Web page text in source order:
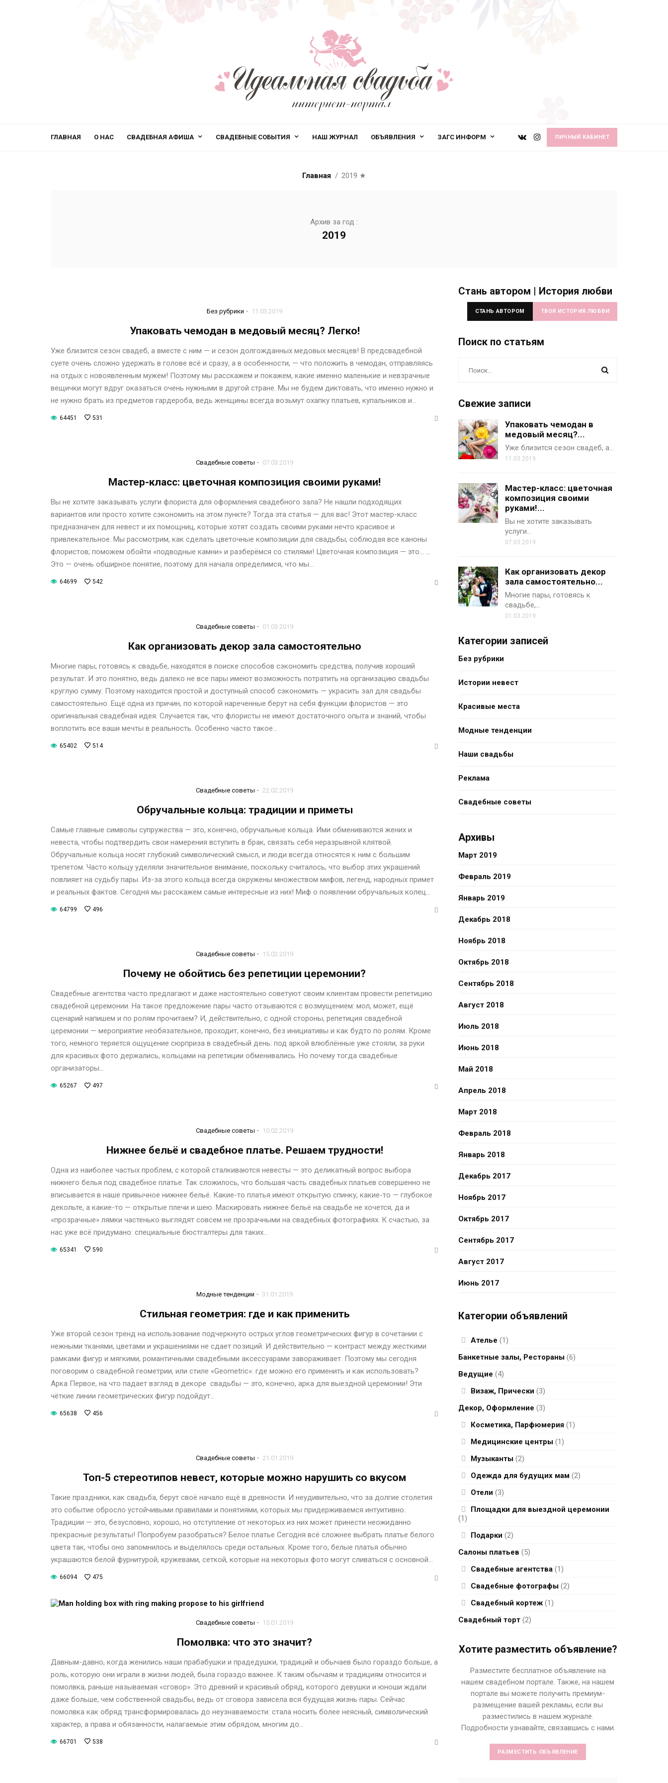
ГЛАВНАЯ О НАС СВАДЕБНАЯ АФИША СВАДЕБНЫЕ СОБЫТИЯ НАШ ЖУРНАЛ ОБЪЯВЛЕНИЯ ЗАГС ИНФОРМ ЛИЧНЫЙ КАБИНЕТ
Главная 2019 ★
Архив за год :
2019
Без рубрики - 11.03.2019
Упаковать чемодан в медовый месяц? Легко!
Уже близится сезон свадеб, а вместе с ним — и сезон долгожданных медовых месяцев! В предсвадебной
суете очень сложно удержать в голове всё и сразу, а в особенности, — что положить в чемодан, отправляясь
на отдых с новоявленным мужем! Поэтому мы расскажем и покажем, какие именно маленькие и невзрачные
вещички могут вдруг оказаться очень нужными в другой стране. Мы не будем диктовать, что именно нужно и
не нужно брать из предметов гардероба, ведь женщины всегда возьмут охапку платьев, купальников и…
64451 531
Свадебные советы - 07.03.2019
Мастер-класс: цветочная композиция своими руками!
Вы не хотите заказывать услуги флориста для оформления свадебного зала? Не нашли подходящих
вариантов или просто хотите сэкономить на этом пункте? Тогда эта статья — для вас! Этот мастер-класс
предназначен для невест и их помощниц, которые хотят создать своими руками нечто красивое и
привлекательное. Мы рассмотрим, как сделать цветочные композиции для свадьбы, соблюдая все каноны
флористов; поможем обойти «подводные камни» и разберёмся со стилями! Цветочная композиция — это… …
Это — очень обширное понятие, поэтому для начала определимся, что мы…
64699 542
Свадебные советы - 01.03.2019
Как организовать декор зала самостоятельно
Многие пары, готовясь к свадьбе, находятся в поиске способов сэкономить средства, получив хороший
результат. И это понятно, ведь далеко не все пары имеют возможность потратить на организацию свадьбы
круглую сумму. Поэтому находится простой и доступный способ сэкономить — украсить зал для свадьбы
самостоятельно. Ещё одна из причин, по которой нареченные берут на себя функции флористов — это
оригинальная свадебная идея. Случается так, что флористы не имеют достаточного опыта и знаний, чтобы
воплотить все ваши мечты в реальность. Особенно часто такое…
65402 514
Свадебные советы - 22.02.2019
Обручальные кольца: традиции и приметы
Самые главные символы супружества — это, конечно, обручальные кольца. Ими обмениваются жених и
невеста, чтобы подтвердить свои намерения вступить в брак, связать себя неразрывной клятвой.
Обручальные кольца носят глубокий символический смысл, и люди всегда относятся к ним с большим
трепетом. Часто кольцу уделяли значительное внимание, поскольку считалось, что выбор этих украшений
повлияет на судьбу пары. Из-за этого кольца всегда окружены множеством мифов, легенд, народных примет
и реальных фактов. Сегодня мы расскажем самые интересные из них! Миф о появлении обручальных колец…
64799 496
Свадебные советы - 15.02.2019
Почему не обойтись без репетиции церемонии?
Свадебные агентства часто предлагают и даже настоятельно советуют своим клиентам провести репетицию
свадебной церемонии. На такое предложение пары часто отзываются с возмущением: мол, может, ещё
сценарий напишем и по ролям прочитаем? И, действительно, с одной стороны, репетиция свадебной
церемонии — мероприятие необязательное, проходит, конечно, без инициативы и как будто по ролям. Кроме
того, немного теряется ощущение сюрприза в свадебный день: под аркой влюблённые уже стояли, за руки
для красивых фото держались, кольцами на репетиции обменивались. Но почему тогда свадебные
организаторы…
65267 497
Свадебные советы - 10.02.2019
Нижнее бельё и свадебное платье. Решаем трудности!
Одна из наиболее частых проблем, с которой сталкиваются невесты — это деликатный вопрос выбора
нижнего белья под свадебное платье. Так сложилось, что большая часть свадебных платьев совершенно не
вписывается в наше привычное нижнее бельё. Какие-то платья имеют открытую спинку, какие-то — глубокое
декольте, а какие-то — открытые плечи и шею. Маскировать нижнее бельё на свадьбе не хочется, да и
«прозрачные» лямки частенько выглядят совсем не прозрачными на свадебных фотографиях. К счастью, за
нас уже всё придумано: специальные бюстгалтеры для таких…
65341 590
Модные тенденции - 31.01.2019
Стильная геометрия: где и как применить
Уже второй сезон тренд на использование подчеркнуто острых углов геометрических фигур в сочетании с
нежными тканями, цветами и украшениями не сдает позиций. И действительно — контраст между жесткими
рамками фигур и мягкими, романтичными свадебными аксессуарами завораживает. Поэтому мы сегодня
поговорим о свадебной геометрии, или стиле «Geometric»: где можно его применить и как использовать?
Арка Первое, на что падает взгляд в декоре свадьбы — это, конечно, арка для выездной церемонии! Эти
чёткие линии геометрических фигур подойдут…
65638 456
Свадебные советы - 21.01.2019
Топ-5 стереотипов невест, которые можно нарушить со вкусом
Такие праздники, как свадьба, берут своё начало ещё в древности. И неудивительно, что за долгие столетия
это событие обросло устойчивыми правилами и понятиями, которых мы придерживаемся интуитивно.
Традиции — это, безусловно, хорошо, но отступление от некоторых из них может принести неожиданно
прекрасные результаты! Попробуем разобраться? Белое платье Сегодня всё сложнее выбрать платье белого
цвета так, чтобы оно запомнилось и выделялось среди остальных. Кроме того, белые платья обычно
украшаются белой фурнитурой, кружевами, сеткой, которые на некоторых фото могут сливаться с основной…
66094 475
Свадебные советы - 15.01.2019
Помолвка: что это значит?
Давным-давно, когда женились наши прабабушки и прадедушки, традиций и обычаев было гораздо больше, а
роль, которую они играли в жизни людей, была гораздо важнее. К таким обычаям и традициям относится и
помолвка, раньше называемая «сговор». Это древний и красивый обряд, которого девушки и юноши ждали
даже больше, чем собственной свадьбы, ведь от сговора зависела вся будущая жизнь пары. Сейчас
помолвка как обряд трансформировалась до неузнаваемости: стала носить более неясный, символический
характер, а права и обязанности, налагаемые этим обрядом, многим до…
66701 538
Стань автором | История любви
ТВОЯ ИСТОРИЯ ЛЮБВИ
СТАНЬ АВТОРОМ
Поиск по статьям
Свежие записи
Упаковать чемодан в
медовый месяц?...
Уже близится сезон свадеб, а…
11.03.2019
Мастер-класс: цветочная
композиция своими
руками!...
Вы не хотите заказывать
услуги…
07.03.2019
Как организовать декор
зала самостоятельно...
Многие пары, готовясь к
свадьбе,…
01.03.2019
Категории записей
Без рубрики
Истории невест
Красивые места
Модные тенденции
Наши свадьбы
Реклама
Свадебные советы
Архивы
Март 2019
Февраль 2019
Январь 2019
Декабрь 2018
Ноябрь 2018
Октябрь 2018
Сентябрь 2018
Август 2018
Июль 2018
Июнь 2018
Май 2018
Апрель 2018
Март 2018
Февраль 2018
Январь 2018
Декабрь 2017
Ноябрь 2017
Октябрь 2017
Сентябрь 2017
Август 2017
Июнь 2017
Категории объявлений
Ателье (1)
Банкетные залы, Рестораны (6)
Ведущие (4)
Визаж, Прически (3)
Декор, Оформление (3)
Косметика, Парфюмерия (1)
Медицинские центры (1)
Музыканты (2)
Одежда для будущих мам (2)
Отели (3)
Площадки для выездной церемонии
(1)
Подарки (2)
Салоны платьев (5)
Свадебные агентства (1)
Свадебные фотографы (2)
Свадебный кортеж (1)
Свадебный торт (2)
Хотите разместить объявление?
Разместите бесплатное объявление на
нашем свадебном портале. Также, на нашем
портале вы можете получить премиум-
размещение вашей рекламы, если вы
разместились в нашем журнале.
Подробности узнавайте, связавшись с нами.
РАЗМЕСТИТЬ ОБЪЯВЛЕНИЕ